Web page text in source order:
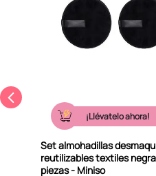
¡Llévatelo ahora!
Set almohadillas
reutilizables textiles
piezas - Miniso